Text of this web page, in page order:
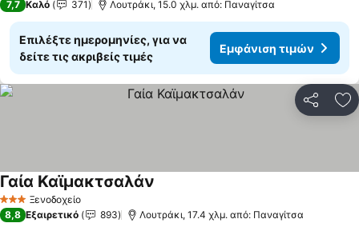
7,7 Καλό 371 Λουτράκι, 15.0 χλμ. από: Παναγίτσα
Επιλέξτε ημερομηνίες, για να
δείτε τις ακριβείς τιμές
Εμφάνιση τιμών
3 ΑστέριαΞενοδοχείο
Γαία Καϊμακτσαλάν
8,8 Εξαιρετικό 893 Λουτράκι, 17.4 χλμ. από: Παναγίτσα